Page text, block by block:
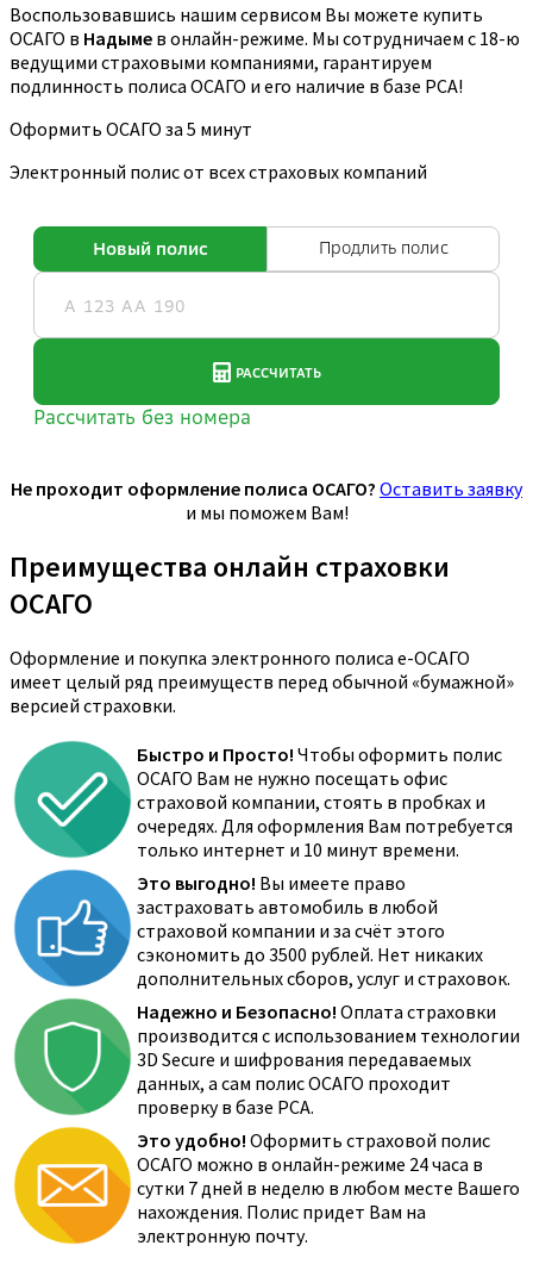
Воспользовавшись нашим сервисом Вы можете купить
ОСАГО в Надыме в онлайн-режиме. Мы сотрудничаем с 18-ю
ведущими страховыми компаниями, гарантируем
подлинность полиса ОСАГО и его наличие в базе РСА!
Оформить ОСАГО за 5 минут
Электронный полис от всех страховых компаний
Не проходит оформление полиса ОСАГО? Оставить заявку
и мы поможем Вам!
Преимущества онлайн страховки
ОСАГО
Оформление и покупка электронного полиса е-ОСАГО
имеет целый ряд преимуществ перед обычной «бумажной»
версией страховки.
Быстро и Просто! Чтобы оформить полис
ОСАГО Вам не нужно посещать офис
страховой компании, стоять в пробках и
очередях. Для оформления Вам потребуется
только интернет и 10 минут времени.
Это выгодно! Вы имеете право
застраховать автомобиль в любой
страховой компании и за счёт этого
сэкономить до 3500 рублей. Нет никаких
дополнительных сборов, услуг и страховок.
Надежно и Безопасно! Оплата страховки
производится с использованием технологии
3D Secure и шифрования передаваемых
данных, а сам полис ОСАГО проходит
проверку в базе РСА.
Это удобно! Оформить страховой полис
ОСАГО можно в онлайн-режиме 24 часа в
сутки 7 дней в неделю в любом месте Вашего
нахождения. Полис придет Вам на
электронную почту.